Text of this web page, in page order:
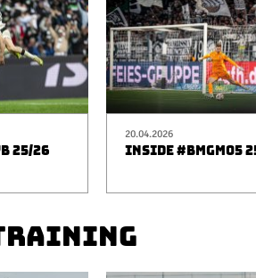
25/26
20.04.2026
INSIDE #BMGM05